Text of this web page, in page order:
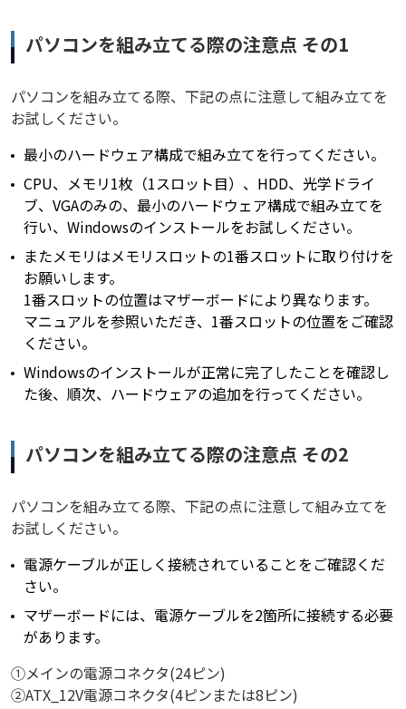
パソコンを組み立てる際の注意点 その1
パソコンを組み立てる際、下記の点に注意して組み立てを
お試しください。
最小のハードウェア構成で組み立てを行ってください。
CPU、メモリ1枚（1スロット目）、HDD、光学ドライ
ブ、VGAのみの、最小のハードウェア構成で組み立てを
行い、Windowsのインストールをお試しください。
またメモリはメモリスロットの1番スロットに取り付けを
お願いします。
1番スロットの位置はマザーボードにより異なります。
マニュアルを参照いただき、1番スロットの位置をご確認
ください。
Windowsのインストールが正常に完了したことを確認し
た後、順次、ハードウェアの追加を行ってください。
パソコンを組み立てる際の注意点 その2
パソコンを組み立てる際、下記の点に注意して組み立てを
お試しください。
電源ケーブルが正しく接続されていることをご確認くだ
さい。
マザーボードには、電源ケーブルを2箇所に接続する必要
があります。
①メインの電源コネクタ(24ピン)
②ATX_12V電源コネクタ(4ピンまたは8ピン)